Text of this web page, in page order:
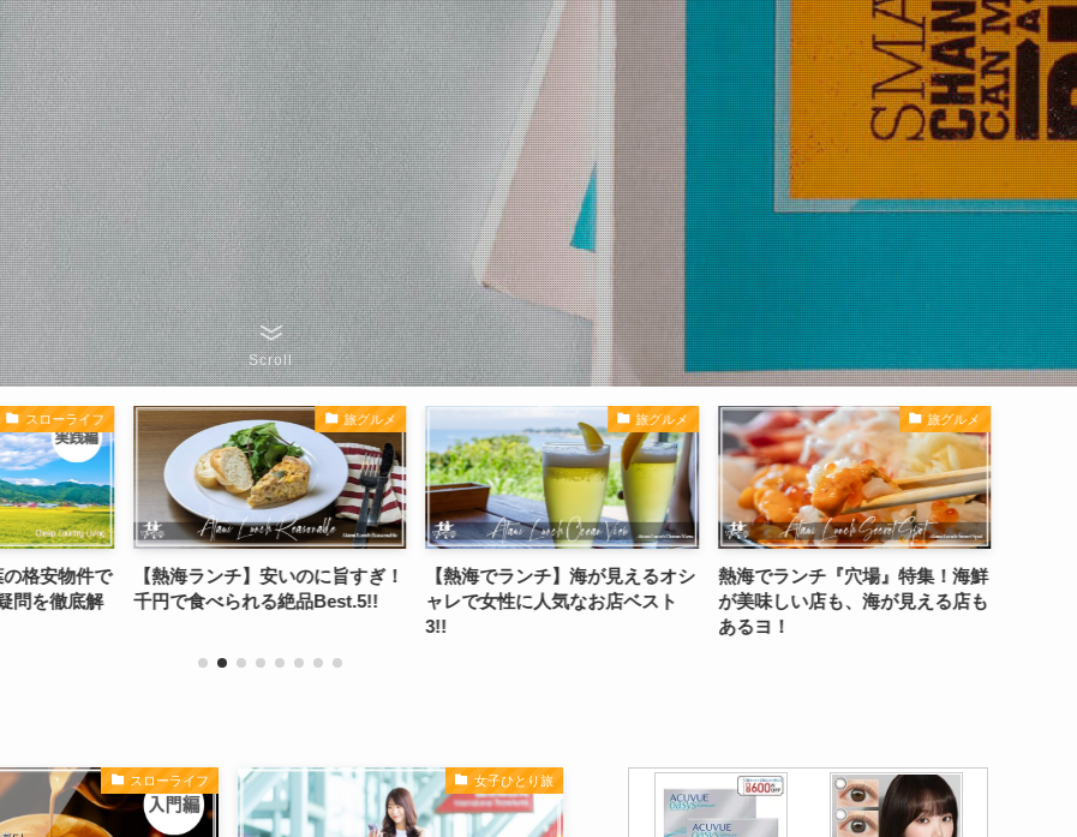
Scroll
スローライフ
の格安物件で
問を徹底解
旅グルメ
【熱海ランチ】安いのに旨すぎ！
千円で食べられる絶品Best.5!!
旅グルメ
【熱海でランチ】海が見えるオシ
ャレで女性に人気なお店ベスト
3!!
旅グルメ
熱海でランチ『穴場』特集！海鮮
が美味しい店も、海が見える店も
あるヨ！
スローライフ 女子ひとり旅